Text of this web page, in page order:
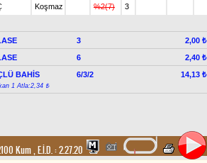
Koşmaz %2(7) 3
3
2,00 ₺
6
2,40 ₺
BAHİS
6/3/2 14,13 ₺
1 Atla:2,34 ₺
Kum,E.İ.D. :2.27.20